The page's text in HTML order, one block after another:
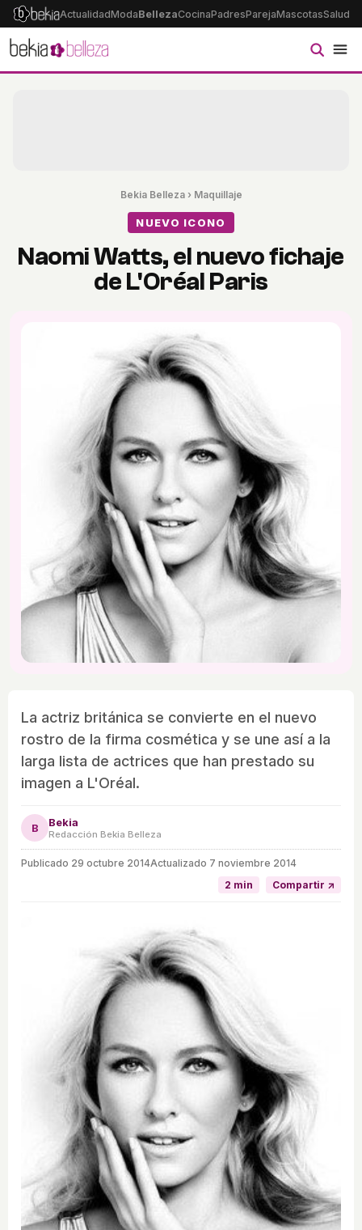
ActualidadModaBellezaCocinaPadresParejaMascotasSalud
Bekia Belleza› Maquillaje
NUEVO ICONO
Naomi Watts, el nuevo fichaje
de L'Oréal Paris
La actriz británica se convierte en el nuevo
rostro de la firma cosmética y se une así a la
larga lista de actrices que han prestado su
imagen a L'Oréal.
B Bekia
Redacción Bekia Belleza
Publicado 29 octubre 2014Actualizado 7 noviembre 2014
2 min
Compartir ↗